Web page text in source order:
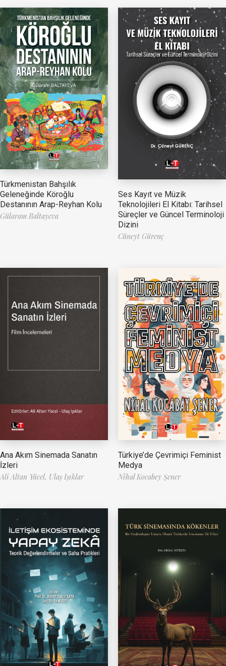
Türkmenistan Bahşılık
Geleneğinde Köroğlu
Destanının Arap-Reyhan Kolu
Gülaram Baltayeva
Ses Kayıt ve Müzik
Teknolojileri El Kitabı: Tarihsel
Süreçler ve Güncel Terminoloji
Dizini
Cüneyt Gürenç
Ana Akım Sinemada Sanatın
İzleri
Ali Altan Yücel, Ulaş Işıklar
Türkiye’de Çevrimiçi Feminist
Medya
Nihal Kocabey Şener